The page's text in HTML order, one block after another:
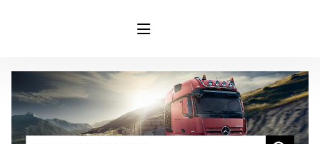
Meldungen
MARKEN & PRODUKTE
FUSO